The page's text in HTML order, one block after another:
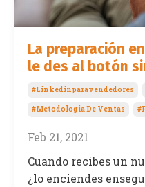
La preparación
le des al botón
#linkedinparavendedores
#metodologia De Ventas
Feb 21, 2021
Cuando recibes un
¿lo enciendes